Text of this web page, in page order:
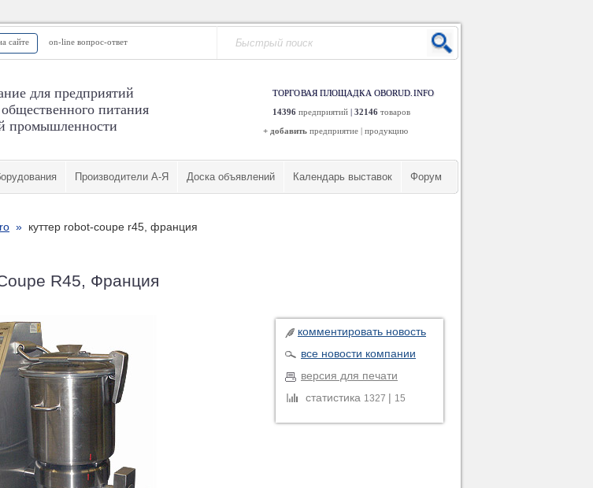
сайте on-line вопрос-ответ
для предприятий
питания
промышленности
ТОРГОВАЯ ПЛОЩАДКА OBORUD.INFO
14396 предприятий | 32146 товаров
+ добавить предприятие | продукцию
Производители А-Я Доска объявлений Календарь выставок Форум
» куттер robot-coupe r45, франция
R45, Франция
комментировать новость
все новости компании
версия для печати
статистика 1327 | 15